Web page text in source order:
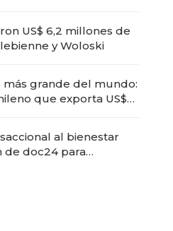
US$ 6,2 millones de
y Woloski
más grande del mundo:
que exporta US$
al bienestar
de doc24 para